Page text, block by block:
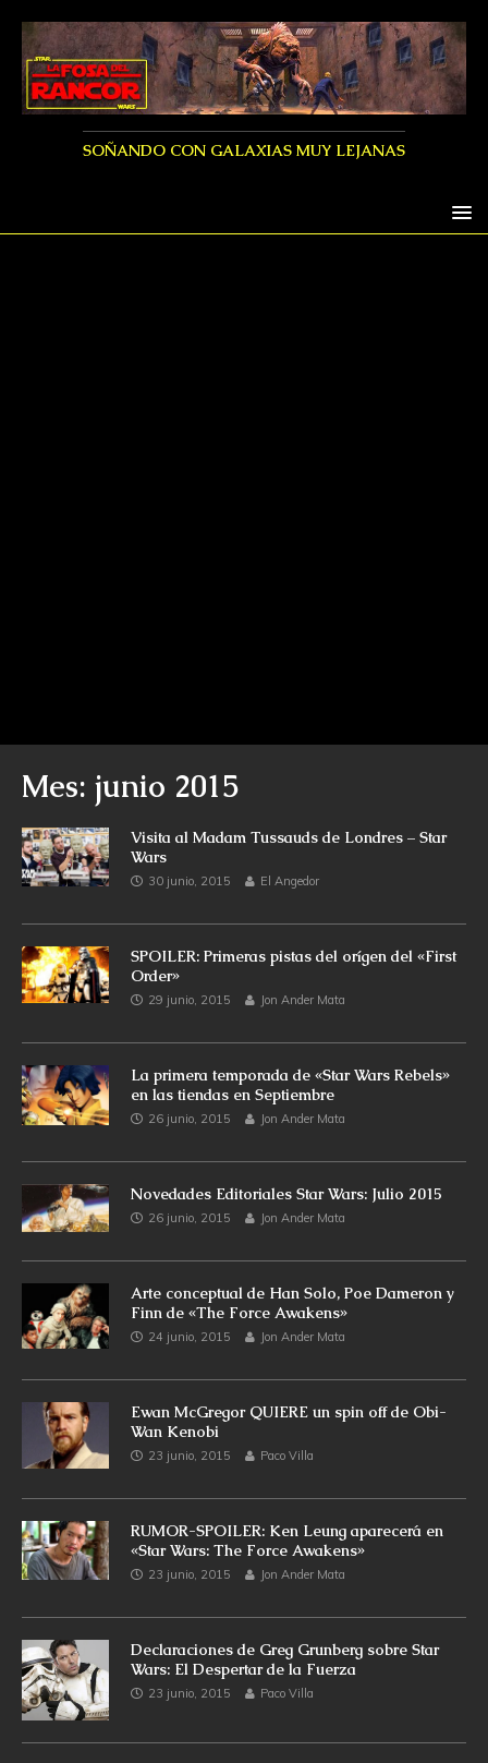
SOÑANDO CON GALAXIAS MUY LEJANAS
Mes: junio 2015
Visita al Madam Tussauds de Londres – Star
Wars
30 junio, 2015 El Angedor
SPOILER: Primeras pistas del orígen del «First
Order»
29 junio, 2015 Jon Ander Mata
La primera temporada de «Star Wars Rebels»
en las tiendas en Septiembre
26 junio, 2015 Jon Ander Mata
Novedades Editoriales Star Wars: Julio 2015
26 junio, 2015 Jon Ander Mata
Arte conceptual de Han Solo, Poe Dameron y
Finn de «The Force Awakens»
24 junio, 2015 Jon Ander Mata
Ewan McGregor QUIERE un spin off de Obi-
Wan Kenobi
23 junio, 2015 Paco Villa
RUMOR-SPOILER: Ken Leung aparecerá en
«Star Wars: The Force Awakens»
23 junio, 2015 Jon Ander Mata
Declaraciones de Greg Grunberg sobre Star
Wars: El Despertar de la Fuerza
23 junio, 2015 Paco Villa